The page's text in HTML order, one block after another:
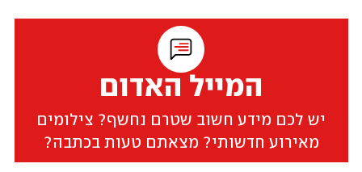
המייל האדום
יש לכם מידע חשוב שטרם נחשף? צילומים
מאירוע חדשותי? מצאתם טעות בכתבה?